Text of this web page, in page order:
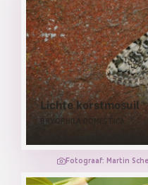
Lichte korstmosuil
BRYOPHILA DOMESTICA
Fotograaf: Martin